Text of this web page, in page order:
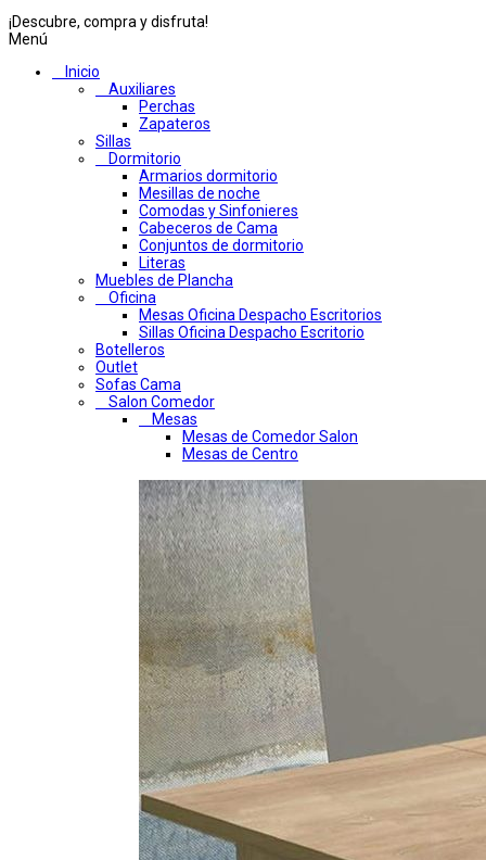
¡Descubre, compra y disfruta!
Menú
Inicio
Auxiliares
Perchas
Zapateros
Sillas
Dormitorio
Armarios dormitorio
Mesillas de noche
Comodas y Sinfonieres
Cabeceros de Cama
Conjuntos de dormitorio
Literas
Muebles de Plancha
Oficina
Mesas Oficina Despacho Escritorios
Sillas Oficina Despacho Escritorio
Botelleros
Outlet
Sofas Cama
Salon Comedor
Mesas
Mesas de Comedor Salon
Mesas de Centro